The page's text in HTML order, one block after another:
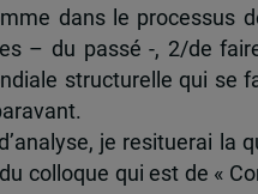
dans le processus
– du passé -, 2/de
structurelle qui se
je resituerai la
colloque qui est de «